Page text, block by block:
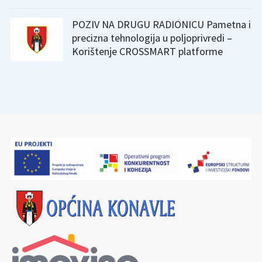
POZIV NA DRUGU RADIONICU Pametna i
precizna tehnologija u poljoprivredi –
Korištenje CROSSMART platforme